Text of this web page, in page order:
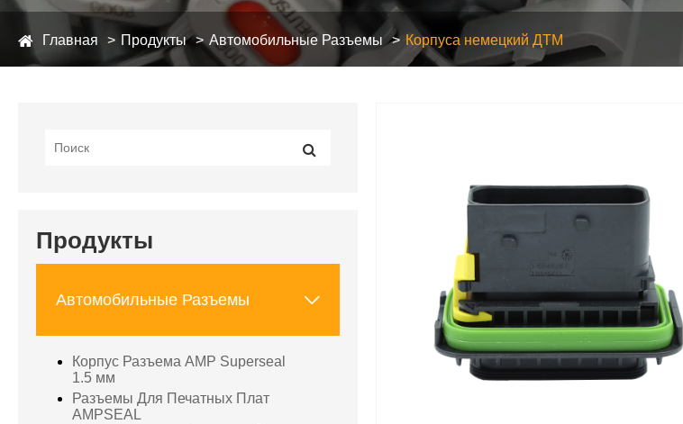
Главная Продукты Автомобильные Разъемы Корпуса немецкий ДТМ
Продукты
Автомобильные Разъемы 
Корпус Разъема AMP Superseal
1.5 мм
Разъемы Для Печатных Плат
AMPSEAL